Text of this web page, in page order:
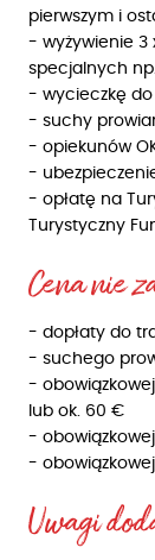
pierwszym i
- wyżywienie 3
specjalnych
- wycieczkę
- suchy
- opiekunów
-
- opłatę na
Turystyczny
Cena nie
- dopłaty do
- suchego
-
lub ok. 60 €
-
-
Uwagi